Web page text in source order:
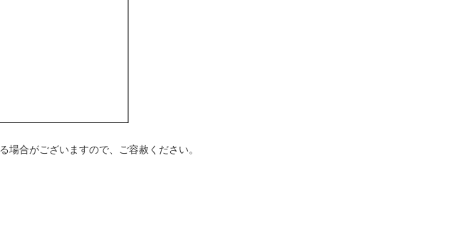
合がございますので、ご容赦ください。